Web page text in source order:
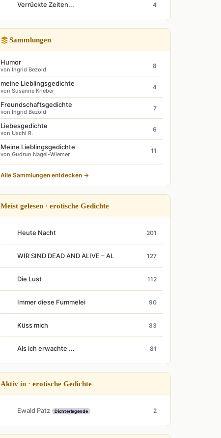
Verrückte Zeiten... 4
Sammlungen
Humor
von Ingrid Bezold
8
meine Lieblingsgedichte
von Susanne Krieber
4
Freundschaftsgedichte
von Ingrid Bezold
7
Liebesgedichte
von Uschi R.
6
Meine Lieblingsgedichte
von Gudrun Nagel-Wiemer
11
Alle Sammlungen entdecken →
Meist gelesen · erotische Gedichte
Heute Nacht 201
WIR SIND DEAD AND ALIVE – AL 127
Die Lust 112
Immer diese Fummelei 90
Küss mich 83
Als ich erwachte ... 81
Aktiv in · erotische Gedichte
Ewald Patz Dichterlegende 2